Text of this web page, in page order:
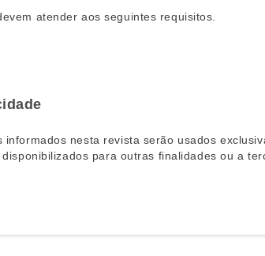
atender aos seguintes requisitos.
informados nesta revista serão usados
para outras finalidades ou a